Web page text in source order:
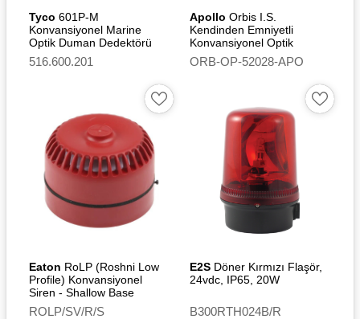
Tyco 601P-M
Konvansiyonel Marine
Optik Duman Dedektörü
516.600.201
Apollo Orbis I.S.
Kendinden Emniyetli
Konvansiyonel Optik
Duman Dedektörü -
Flashing Led
ORB-OP-52028-APO
Eaton RoLP (Roshni Low
Profile) Konvansiyonel
Siren - Shallow Base
ROLP/SV/R/S
E2S Döner Kırmızı Flaşör,
24vdc, IP65, 20W
B300RTH024B/R